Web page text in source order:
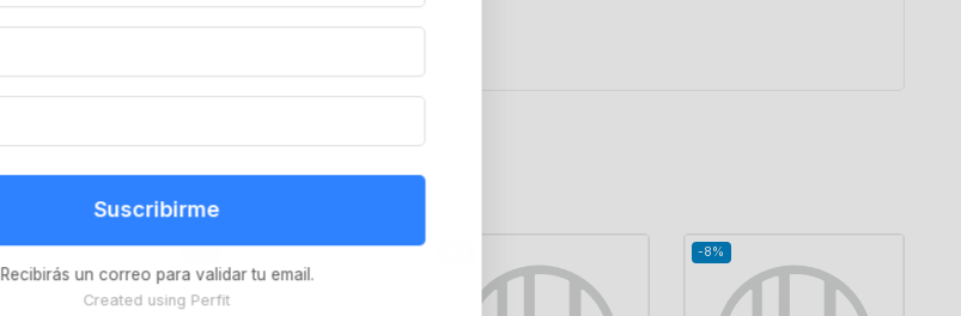
-8% -8%
Suscribirme
Recibirás un correo para validar tu email.
Created using Perfit